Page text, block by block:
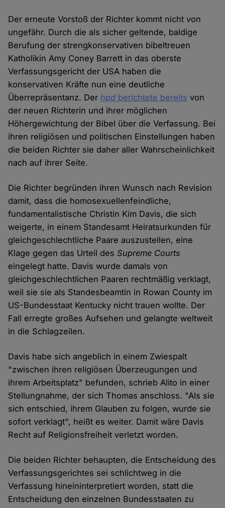
Der erneute Vorstoß der Richter kommt nicht von
ungefähr. Durch die als sicher geltende, baldige
Berufung der strengkonservativen bibeltreuen
Katholikin Amy Coney Barrett in das oberste
Verfassungsgericht der USA haben die
konservativen Kräfte nun eine deutliche
Überrepräsentanz. Derhpd berichtete bereits von
der neuen Richterin und ihrer möglichen
Höhergewichtung der Bibel über die Verfassung. Bei
ihren religiösen und politischen Einstellungen haben
die beiden Richter sie daher aller Wahrscheinlichkeit
nach auf ihrer Seite.
Die Richter begründen ihren Wunsch nach Revision
damit, dass die homosexuellenfeindliche,
fundamentalistische Christin Kim Davis, die sich
weigerte, in einem Standesamt Heiratsurkunden für
gleichgeschlechtliche Paare auszustellen, eine
Klage gegen das Urteil desSupreme Courts
eingelegt hatte. Davis wurde damals von
gleichgeschlechtlichen Paaren rechtmäßig verklagt,
weil sie sie als Standesbeamtin in Rowan County im
US-Bundesstaat Kentucky nicht trauen wollte. Der
Fall erregte großes Aufsehen und gelangte weltweit
in die Schlagzeilen.
Davis habe sich angeblich in einem Zwiespalt
"zwischen ihren religiösen Überzeugungen und
ihrem Arbeitsplatz" befunden, schrieb Alito in einer
Stellungnahme, der sich Thomas anschloss. "Als sie
sich entschied, ihrem Glauben zu folgen, wurde sie
sofort verklagt", heißt es weiter. Damit wäre Davis
Recht auf Religionsfreiheit verletzt worden.
Die beiden Richter behaupten, die Entscheidung des
Verfassungsgerichtes sei schlichtweg in die
Verfassung hineininterpretiert worden, statt die
Entscheidung den einzelnen Bundesstaaten zu